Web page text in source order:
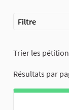
Filtre
Trier les
Résultats par